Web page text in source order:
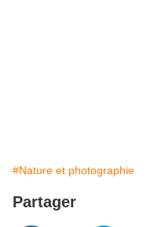
#Nature et photographie
Partager